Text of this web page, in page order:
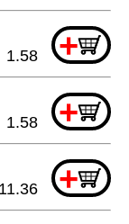
+
1.58
+
1.58
+
11.36